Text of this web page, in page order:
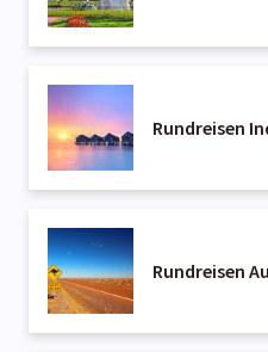
Rundreisen
Rundreisen